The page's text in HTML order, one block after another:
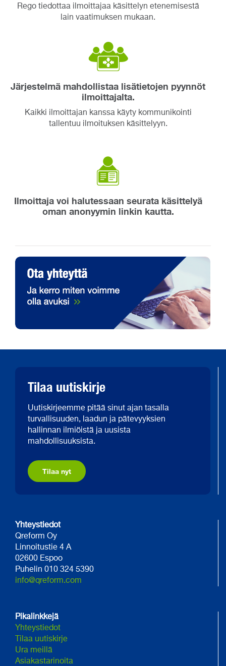
Rego tiedottaa ilmoittajaa käsittelyn etenemisestä
lain vaatimuksen mukaan.
Järjestelmä mahdollistaa lisätietojen pyynnöt
ilmoittajalta.
Kaikki ilmoittajan kanssa käyty kommunikointi
tallentuu ilmoituksen käsittelyyn.
Ilmoittaja voi halutessaan seurata käsittelyä
oman anonyymin linkin kautta.
Tilaa uutiskirje
Uutiskirjeemme pitää sinut ajan tasalla
turvallisuuden, laadun ja pätevyyksien
hallinnan ilmiöistä ja uusista
mahdollisuuksista.
Tilaa nyt
Yhteystiedot
Qreform Oy
Linnoitustie 4 A
02600 Espoo
Puhelin 010 324 5390
info@qreform.com
Pikalinkkejä
Yhteystiedot
Tilaa uutiskirje
Ura meillä
Asiakastarinoita